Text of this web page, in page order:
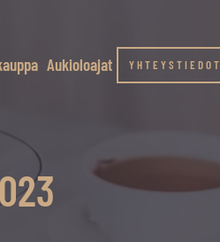
Aukioloajat YHTEYSTIEDOT